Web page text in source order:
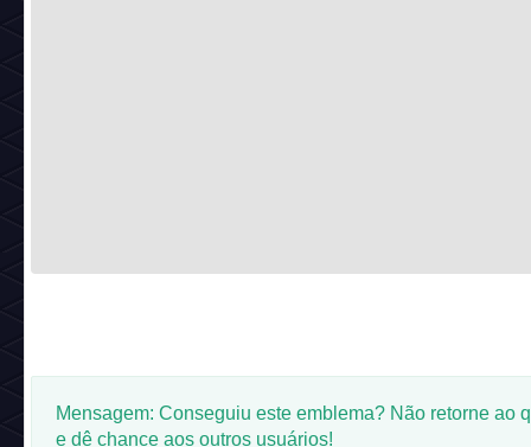
Mensagem: Conseguiu este emblema? Não retorne ao
e dê chance aos outros usuários!